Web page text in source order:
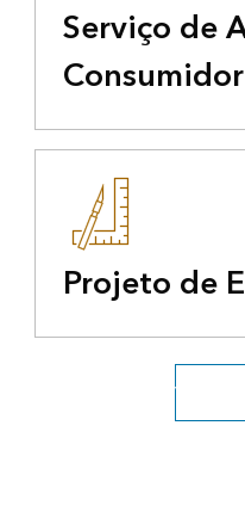
Serviço de
Consumidor
Projeto de
Veja